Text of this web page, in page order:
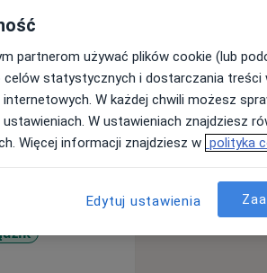
w Łodzi.
nabywałam
im.
ze
jako
zdałam
wenerologia.
Medycyna
dzieci.
(m.in.
partnerom używać plików cookie (lub
celów statystycznych i dostarczania treści
W każdej chwili możesz
W ustawieniach znajdziesz
Więcej informacji znajdziesz w polityka
Edytuj ustawienia